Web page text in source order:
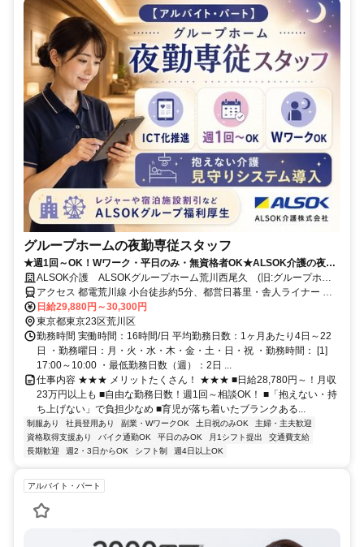
グループホームの夜勤専従スタッフ
★週1回～OK！Wワーク・平日のみ・無資格者OK★ALSOK介護の夜勤
介護スタッフ
ALSOK介護 ALSOKグループホーム荒川西尾久 (旧:グループホー
ムみんなの家・西尾久)
アクセス 都電荒川線 小台徒歩約5分、都営日暮里・舎人ライナー 足
立小台東口徒歩約12分、ＪＲ宇都宮線〔東北本線〕・ＪＲ上野東京ラ
イン/ＪＲ高崎線 尾久徒歩約18分 JR山手線・京浜東北線「田端」駅よ
りバス乗車 「西尾久三丁目」バス停下車 徒歩2分
日給29,880円～30,300円
東京都東京23区荒川区
勤務時間 実働時間：16時間/日 平均勤務日数：1ヶ月あたり4日～22
日 ・勤務曜日：月・火・水・木・金・土・日・祝 ・勤務時間： [1]
17:00～10:00 ・最低勤務日数（週）：2日 ...
仕事内容 ★★★ メリットたくさん！ ★★★ ■日給28,780円～！月収
23万円以上も ■自由な勤務日数！週1回～相談OK！ ■「抱えない・持
ち上げない」で負担少なめ ■育児が落ち着いたブランクある...
制服あり 社員登用あり 副業・WワークOK 土日祝のみOK
主婦・主夫歓迎
資格取得支援あり
バイク通勤OK 平日のみOK 月1シフト提出
交通費支給
長期歓迎
週2・3日からOK シフト制 週4日以上OK
アルバイト・パート